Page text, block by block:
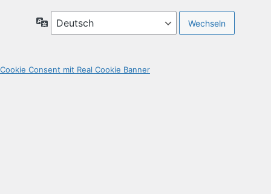
Sprache
Cookie Consent mit Real Cookie Banner